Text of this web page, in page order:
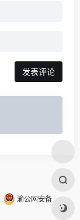
发表评论
渝公网安备